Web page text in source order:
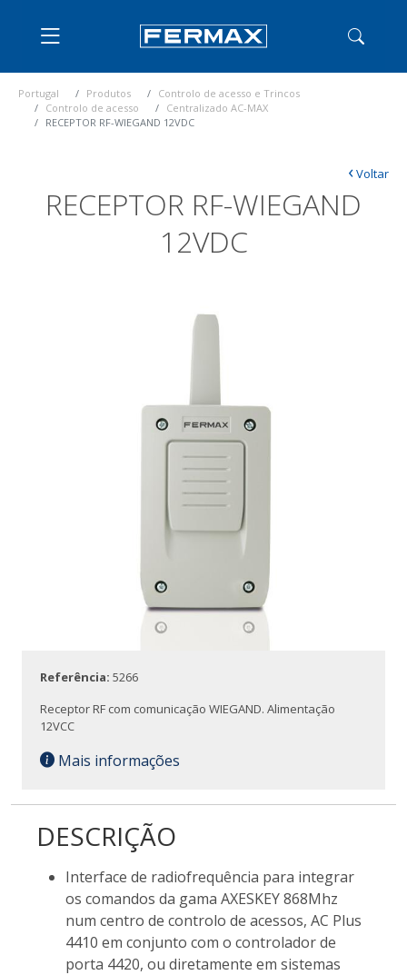
Portugal Produtos
Controlo de acesso e Trincos
Controlo de acesso
Centralizado AC-MAX
RECEPTOR RF-WIEGAND 12VDC
RECEPTOR RF-WIEGAND
12VDC
‹Voltar
Referência: 5266
Receptor RF com comunicação WIEGAND. Alimentação
12VCC
Mais informações
DESCRIÇÃO
Interface de radiofrequência para integrar
os comandos da gama AXESKEY 868Mhz
num centro de controlo de acessos, AC Plus
4410 em conjunto com o controlador de
porta 4420, ou diretamente em sistemas